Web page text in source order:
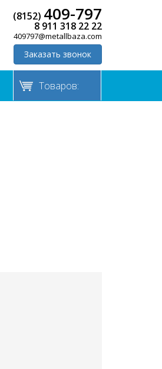
(8152) 409-797
8 911 318 22 22
409797@metallbaza.com
Заказать звонок
Товаров: